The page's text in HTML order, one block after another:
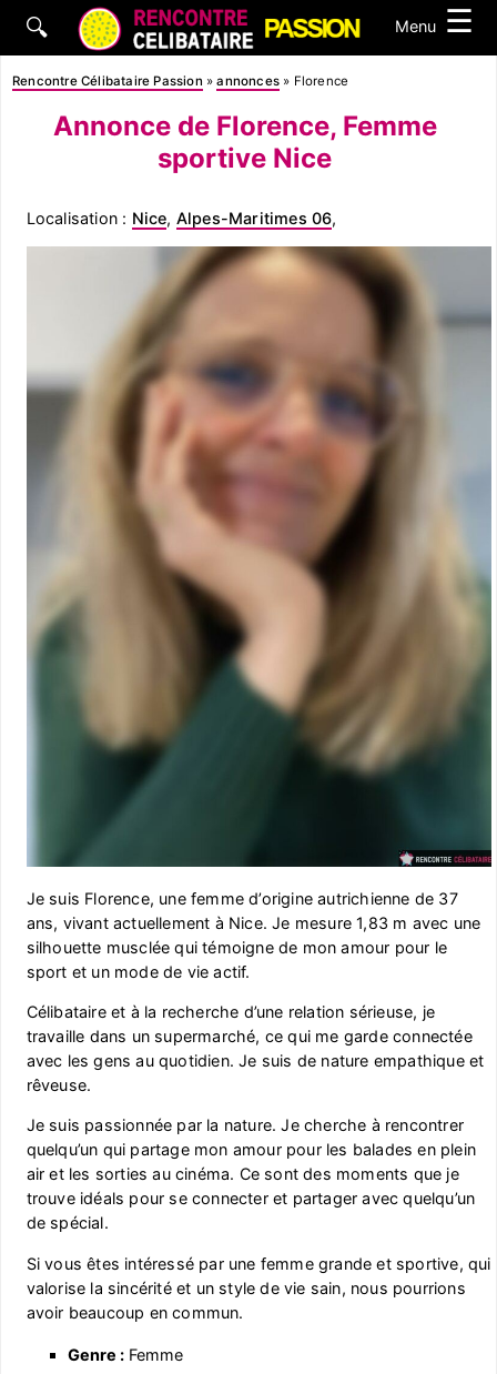
🔍 Menu ☰
Rencontre Célibataire Passion »annonces » Florence
Annonce de Florence, Femme
sportive Nice
Localisation : Nice, Alpes-Maritimes 06,
Je suis Florence, une femme d’origine autrichienne de 37
ans, vivant actuellement à Nice. Je mesure 1,83 m avec une
silhouette musclée qui témoigne de mon amour pour le
sport et un mode de vie actif.
Célibataire et à la recherche d’une relation sérieuse, je
travaille dans un supermarché, ce qui me garde connectée
avec les gens au quotidien. Je suis de nature empathique et
rêveuse.
Je suis passionnée par la nature. Je cherche à rencontrer
quelqu’un qui partage mon amour pour les balades en plein
air et les sorties au cinéma. Ce sont des moments que je
trouve idéals pour se connecter et partager avec quelqu’un
de spécial.
Si vous êtes intéressé par une femme grande et sportive, qui
valorise la sincérité et un style de vie sain, nous pourrions
avoir beaucoup en commun.
Genre :Femme